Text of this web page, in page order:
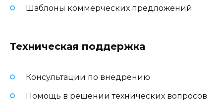
Шаблоны коммерческих предложений
Техническая поддержка
Консультации по внедрению
Помощь в решении технических вопросов